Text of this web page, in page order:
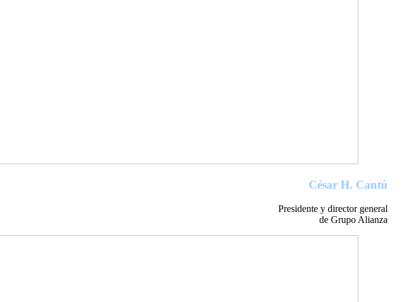
César H. Cantú
Presidente y director general
de Grupo Alianza